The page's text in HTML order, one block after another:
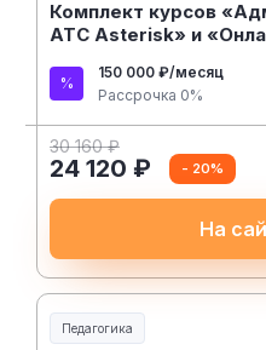
Комплект курсов
АТС Asterisk» и
150 000 ₽/месяц
Рассрочка 0%
30 160 ₽
24 120 ₽ - 20%
На
Педагогика
Образование и педагогика